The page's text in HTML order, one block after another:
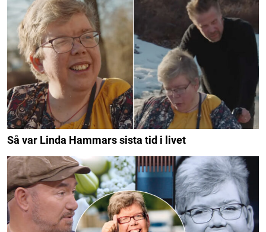
Så var Linda Hammars sista tid i livet